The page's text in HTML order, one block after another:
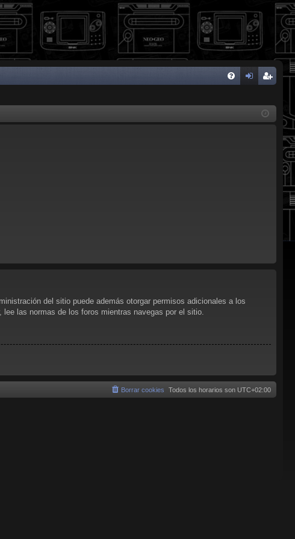
ist
del sitio puede además otorgar permisos adicionales a los
las normas de los foros mientras navegas por el sitio.
Todos los horarios son UTC+02:00
Borrar cookies